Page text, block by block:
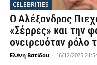
CELEBRITIES
Ο Αλέξανδρος
«Σέρρες» και την
ονειρευόταν ρόλο
Ελένη Βατίδου - 16/12/2025